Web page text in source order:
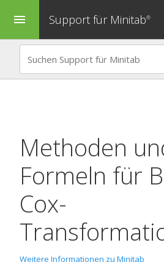
menu Support für Minitab®
Methoden
Formeln für
Cox-
Weitere Informationen zu Minitab